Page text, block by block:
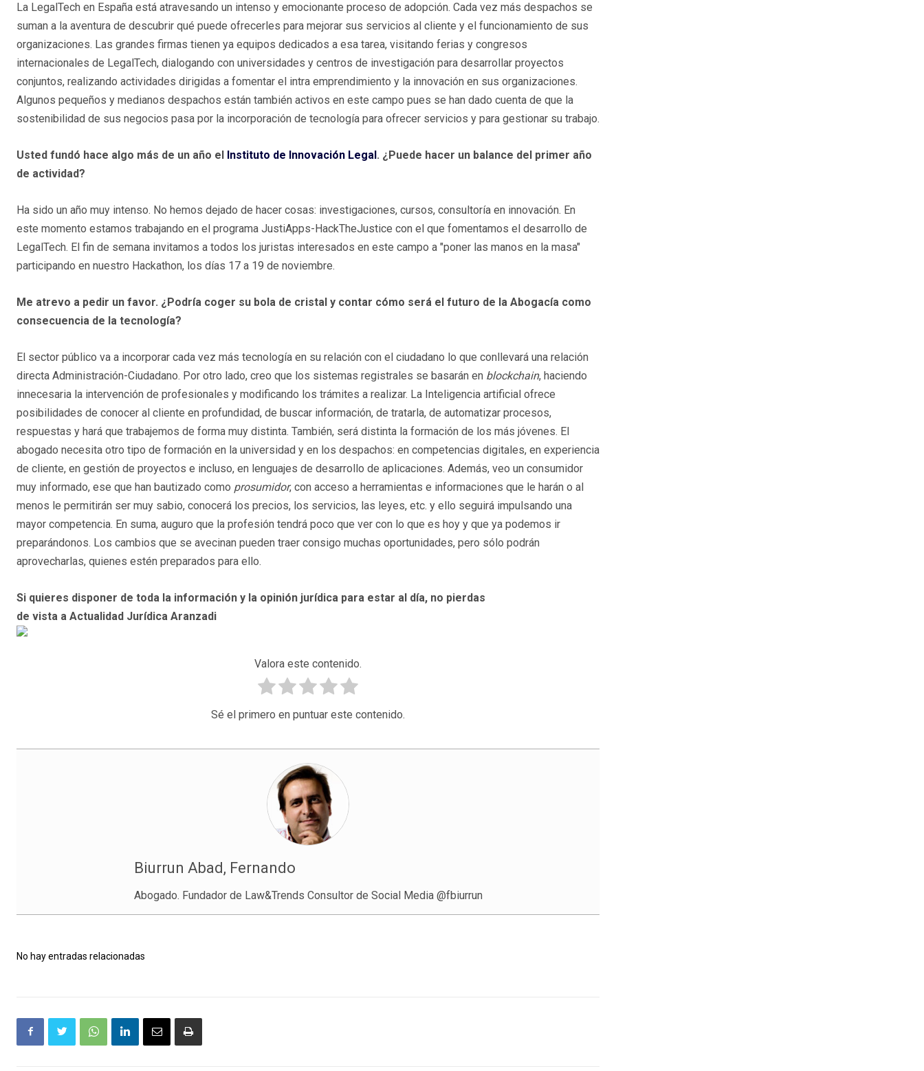
La LegalTech en España está atravesando un intenso y emocionante proceso de adopción. Cada vez más despachos se
suman a la aventura de descubrir qué puede ofrecerles para mejorar sus servicios al cliente y el funcionamiento de sus
organizaciones. Las grandes firmas tienen ya equipos dedicados a esa tarea, visitando ferias y congresos
internacionales de LegalTech, dialogando con universidades y centros de investigación para desarrollar proyectos
conjuntos, realizando actividades dirigidas a fomentar el intra emprendimiento y la innovación en sus organizaciones.
Algunos pequeños y medianos despachos están también activos en este campo pues se han dado cuenta de que la
sostenibilidad de sus negocios pasa por la incorporación de tecnología para ofrecer servicios y para gestionar su trabajo.
Usted fundó hace algo más de un año el Instituto de Innovación Legal. ¿Puede hacer un balance del primer año
de actividad?
Ha sido un año muy intenso. No hemos dejado de hacer cosas: investigaciones, cursos, consultoría en innovación. En
este momento estamos trabajando en el programa JustiApps-HackTheJustice con el que fomentamos el desarrollo de
LegalTech. El fin de semana invitamos a todos los juristas interesados en este campo a "poner las manos en la masa"
participando en nuestro Hackathon, los días 17 a 19 de noviembre.
Me atrevo a pedir un favor. ¿Podría coger su bola de cristal y contar cómo será el futuro de la Abogacía como
consecuencia de la tecnología?
El sector público va a incorporar cada vez más tecnología en su relación con el ciudadano lo que conllevará una relación
directa Administración-Ciudadano. Por otro lado, creo que los sistemas registrales se basarán en blockchain, haciendo
innecesaria la intervención de profesionales y modificando los trámites a realizar. La Inteligencia artificial ofrece
posibilidades de conocer al cliente en profundidad, de buscar información, de tratarla, de automatizar procesos,
respuestas y hará que trabajemos de forma muy distinta. También, será distinta la formación de los más jóvenes. El
abogado necesita otro tipo de formación en la universidad y en los despachos: en competencias digitales, en experiencia
de cliente, en gestión de proyectos e incluso, en lenguajes de desarrollo de aplicaciones. Además, veo un consumidor
muy informado, ese que han bautizado como prosumidor, con acceso a herramientas e informaciones que le harán o al
menos le permitirán ser muy sabio, conocerá los precios, los servicios, las leyes, etc. y ello seguirá impulsando una
mayor competencia. En suma, auguro que la profesión tendrá poco que ver con lo que es hoy y que ya podemos ir
preparándonos. Los cambios que se avecinan pueden traer consigo muchas oportunidades, pero sólo podrán
aprovecharlas, quienes estén preparados para ello.
Si quieres disponer de toda la información y la opinión jurídica para estar al día, no pierdas
de vista a Actualidad Jurídica Aranzadi
Valora este contenido.
Sé el primero en puntuar este contenido.
Biurrun Abad, Fernando
Abogado. Fundador de Law&Trends Consultor de Social Media @fbiurrun
No hay entradas relacionadas